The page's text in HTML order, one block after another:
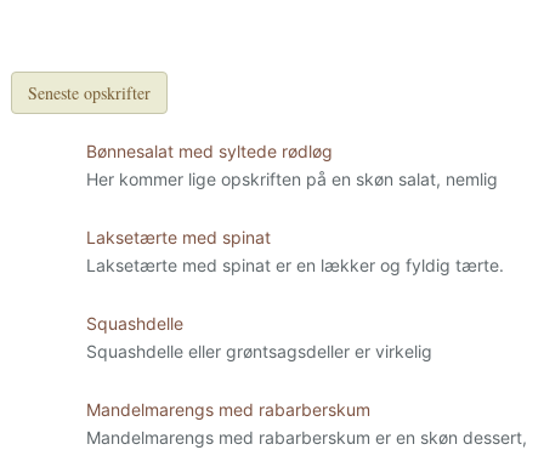
Seneste opskrifter
Bønnesalat med syltede rødløg
Her kommer lige opskriften på en skøn salat, nemlig
Laksetærte med spinat
Laksetærte med spinat er en lækker og fyldig tærte.
Squashdelle
Squashdelle eller grøntsagsdeller er virkelig
Mandelmarengs med rabarberskum
Mandelmarengs med rabarberskum er en skøn dessert,